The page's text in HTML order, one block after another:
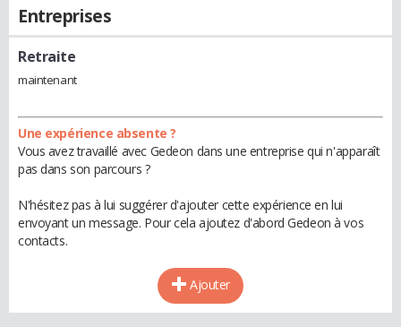
Entreprises
Retraite
maintenant
Une expérience absente ?
Vous avez travaillé avec Gedeon dans une entreprise qui n'apparaît
pas dans son parcours ?
N'hésitez pas à lui suggérer d'ajouter cette expérience en lui
envoyant un message. Pour cela ajoutez d'abord Gedeon à vos
contacts.
Ajouter